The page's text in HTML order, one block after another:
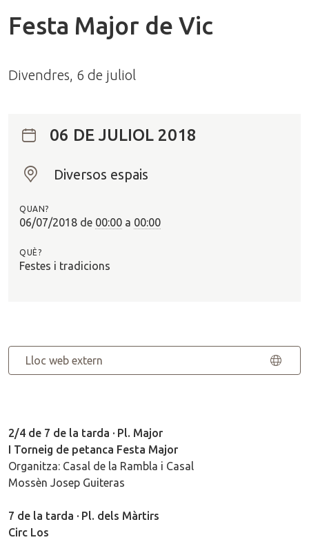
Festa Major de Vic
Divendres, 6 de juliol
06 DE JULIOL 2018
O
?
Diversos espais
QUAN?
06/07/2018 de 00:00 a 00:00
QUÈ?
Festes i tradicions
Lloc web extern
2/4 de 7 de la tarda · Pl. Major
I Torneig de petanca Festa Major
Organitza: Casal de la Rambla i Casal
Mossèn Josep Guiteras
7 de la tarda · Pl. dels Màrtirs
Circ Los